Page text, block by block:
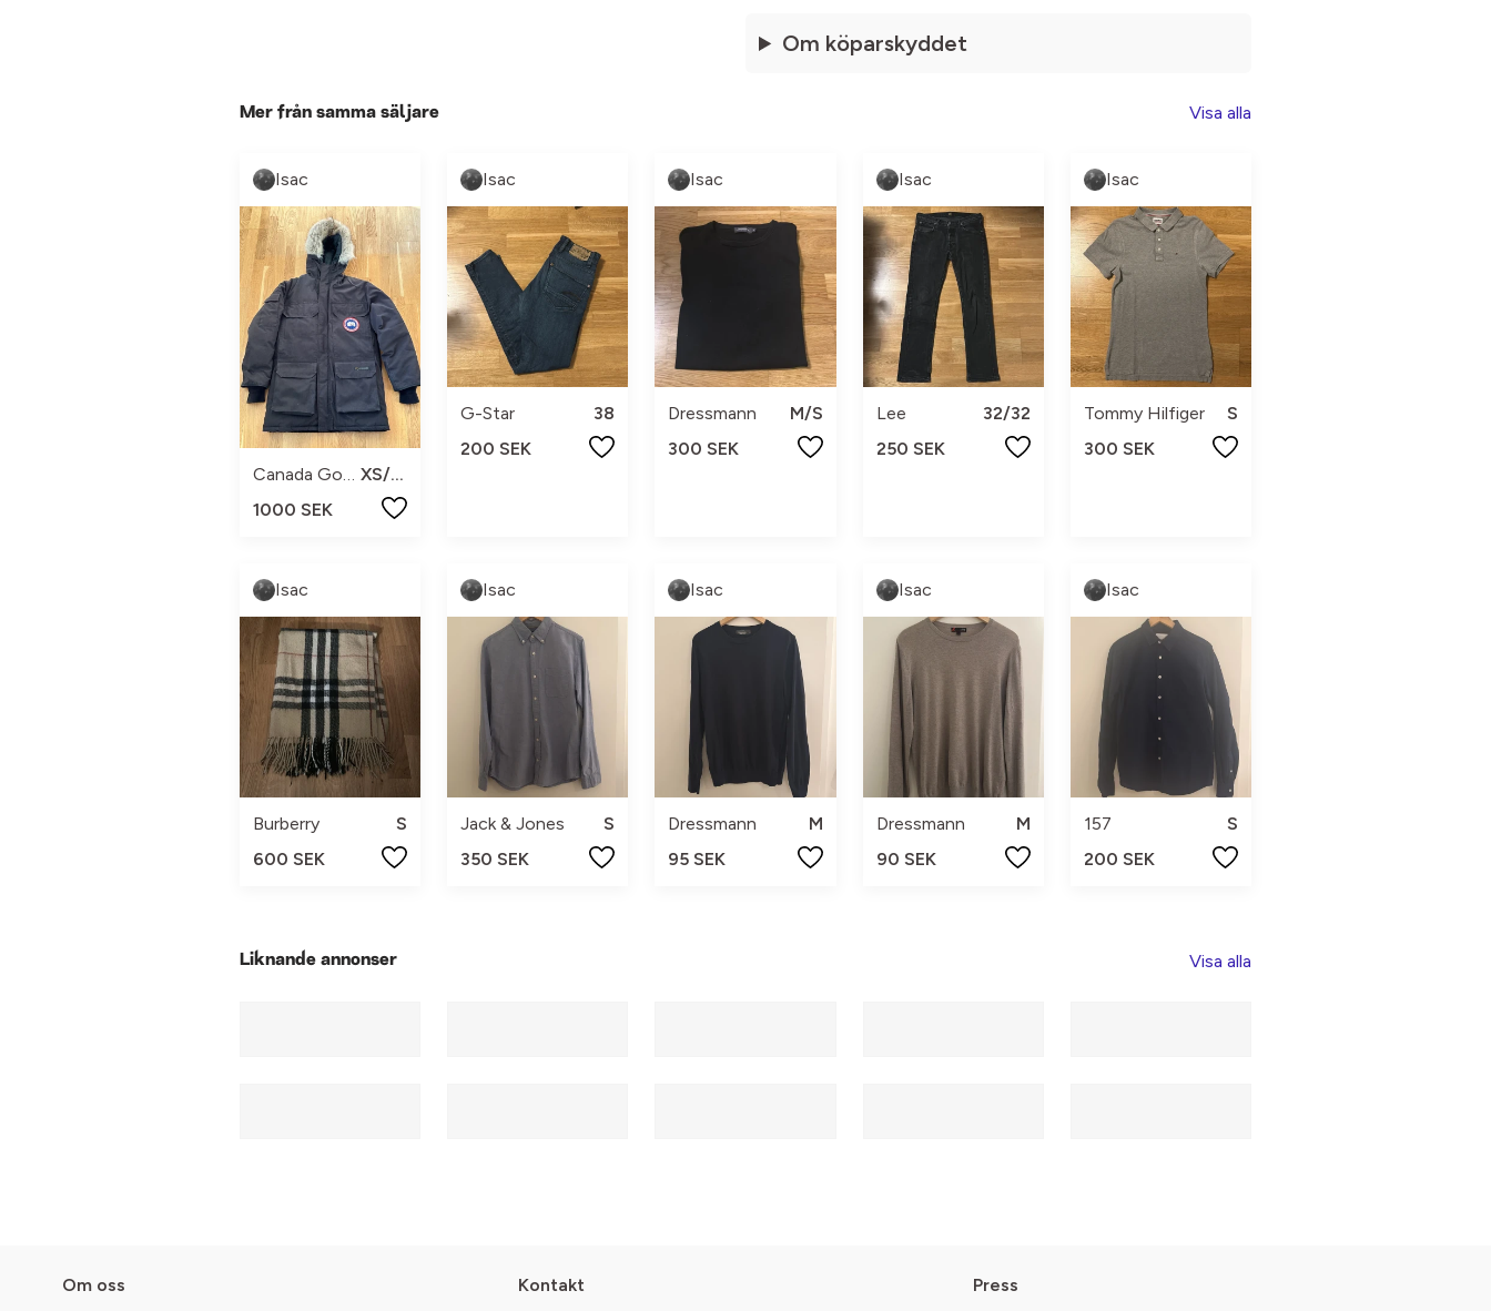
Om köparskyddet
Mer från samma säljare Visa alla
Isac
XS/TP
1000 SEK
Isac
G-Star
38
200 SEK
Isac
Dressmann
M/S
300 SEK
Isac
Lee
32/32
250 SEK
Isac
Tommy Hilfiger
S
300 SEK
Isac
Burberry
S
600 SEK
Isac
Jack & Jones
S
350 SEK
Isac
Dressmann
M
95 SEK
Isac
Dressmann
M
90 SEK
Isac
157
S
200 SEK
Liknande annonser Visa alla
Om oss Kontakt Press